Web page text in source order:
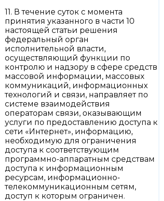
11. В течение суток с момента
принятия указанного в части 10
настоящей статьи решения
федеральный орган
исполнительной власти,
осуществляющий функции по
контролю и надзору в сфере средств
массовой информации, массовых
коммуникаций, информационных
технологий и связи, направляет по
системе взаимодействия
операторам связи, оказывающим
услуги по предоставлению доступа к
сети «Интернет», информацию,
необходимую для ограничения
доступа к соответствующим
программно-аппаратным средствам
доступа к информационным
ресурсам, информационно-
телекоммуникационным сетям,
доступ к которым ограничен.